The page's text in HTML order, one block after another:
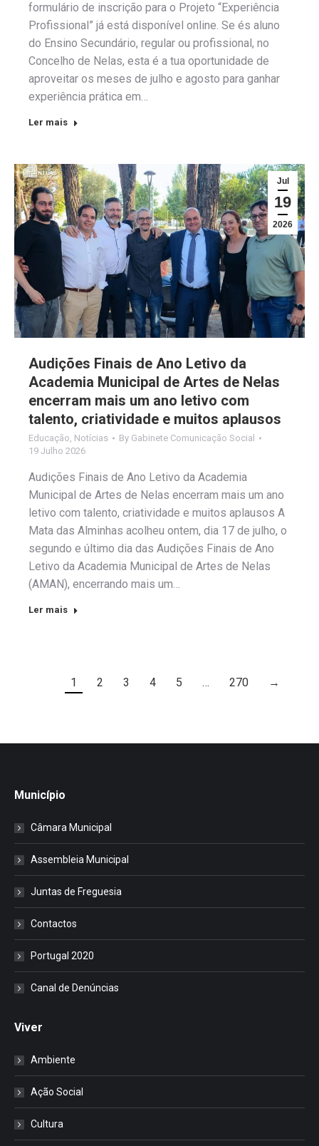
formulário de inscrição para o Projeto “Experiência
Profissional” já está disponível online. Se és aluno
do Ensino Secundário, regular ou profissional, no
Concelho de Nelas, esta é a tua oportunidade de
aproveitar os meses de julho e agosto para ganhar
experiência prática em…
Ler mais
Jul
19
2026
Audições Finais de Ano Letivo da
Academia Municipal de Artes de Nelas
encerram mais um ano letivo com
talento, criatividade e muitos aplausos
Educação, Notícias By Gabinete Comunicação Social
19 Julho 2026
Audições Finais de Ano Letivo da Academia
Municipal de Artes de Nelas encerram mais um ano
letivo com talento, criatividade e muitos aplausos A
Mata das Alminhas acolheu ontem, dia 17 de julho, o
segundo e último dia das Audições Finais de Ano
Letivo da Academia Municipal de Artes de Nelas
(AMAN), encerrando mais um…
Ler mais
1 2 3 4 5 … 270 →
Município
Câmara Municipal
Assembleia Municipal
Juntas de Freguesia
Contactos
Portugal 2020
Canal de Denúncias
Viver
Ambiente
Ação Social
Cultura